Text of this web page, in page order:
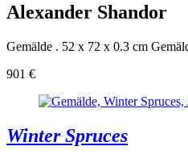
Alexander Shandor
Gemälde . 52 x 72 x 0.3 cm
901 €
Winter Spruces